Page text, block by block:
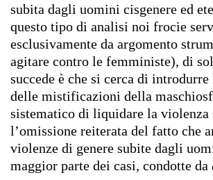
subita dagli uomini cisgenere ed
questo tipo di analisi noi frocie
esclusivamente da argomento
agitare contro le femministe), di
succede è che si cerca di
delle mistificazioni della
sistematico di liquidare la violenza
l’omissione reiterata del fatto che
violenze di genere subite dagli
maggior parte dei casi, condotte da